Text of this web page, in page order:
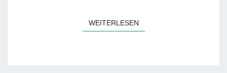
WEITERLESENWEITERLESEN